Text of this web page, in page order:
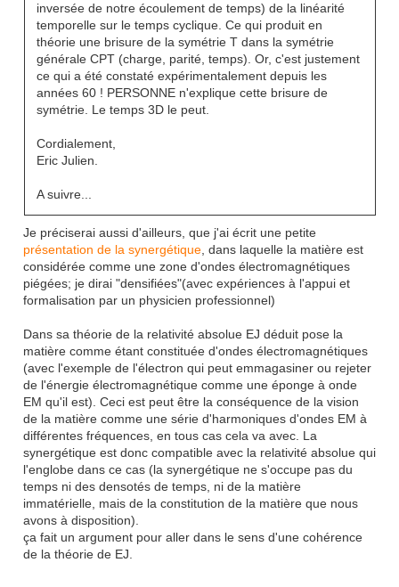
inversée de notre écoulement de temps) de la linéarité
temporelle sur le temps cyclique. Ce qui produit en
théorie une brisure de la symétrie T dans la symétrie
générale CPT (charge, parité, temps). Or, c'est justement
ce qui a été constaté expérimentalement depuis les
années 60 ! PERSONNE n'explique cette brisure de
symétrie. Le temps 3D le peut.
Cordialement,
Eric Julien.
A suivre...
Je préciserai aussi d'ailleurs, que j'ai écrit une petite
présentation de la synergétique , dans laquelle la matière est
considérée comme une zone d'ondes électromagnétiques
piégées; je dirai "densifiées"(avec expériences à l'appui et
formalisation par un physicien professionnel)
Dans sa théorie de la relativité absolue EJ déduit pose la
matière comme étant constituée d'ondes électromagnétiques
(avec l'exemple de l'électron qui peut emmagasiner ou rejeter
de l'énergie électromagnétique comme une éponge à onde
EM qu'il est). Ceci est peut être la conséquence de la vision
de la matière comme une série d'harmoniques d'ondes EM à
différentes fréquences, en tous cas cela va avec. La
synergétique est donc compatible avec la relativité absolue qui
l'englobe dans ce cas (la synergétique ne s'occupe pas du
temps ni des densotés de temps, ni de la matière
immatérielle, mais de la constitution de la matière que nous
avons à disposition).
ça fait un argument pour aller dans le sens d'une cohérence
de la théorie de EJ.